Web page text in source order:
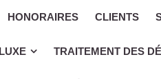
HONORAIRES CLIENTS
TRAITEMENT DES